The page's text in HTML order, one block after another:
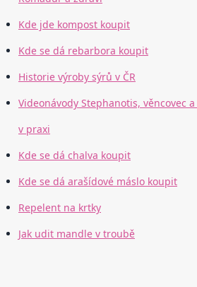
Kde jde kompost koupit
Kde se dá rebarbora koupit
Historie výroby sýrů v ČR
Videonávody Stephanotis, věncovec
v praxi
Kde se dá chalva koupit
Kde se dá arašídové máslo koupit
Repelent na krtky
Jak udit mandle v troubě